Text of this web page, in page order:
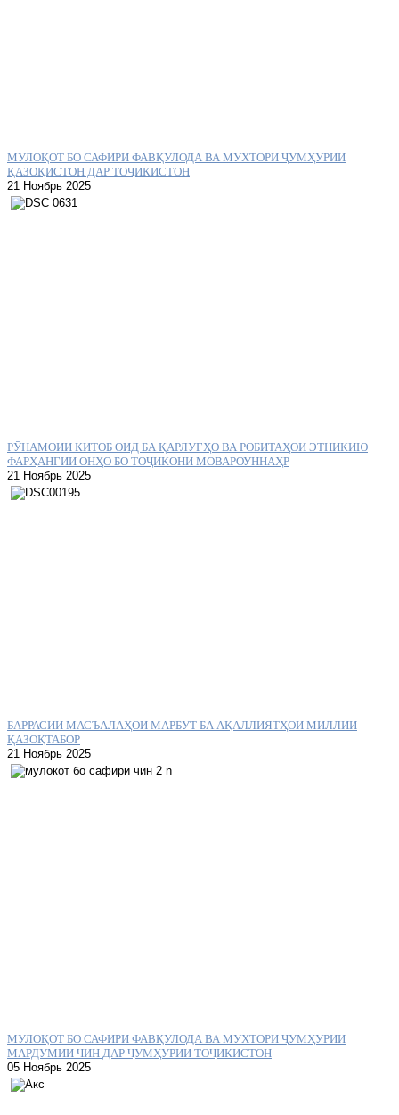
МУЛОҚОТ БО САФИРИ ФАВҚУЛОДА ВА МУХТОРИ ҶУМҲУРИИ
ҚАЗОҚИСТОН ДАР ТОҶИКИСТОН
21 Ноябрь 2025
РӮНАМОИИ КИТОБ ОИД БА ҚАРЛУҒҲО ВА РОБИТАҲОИ ЭТНИКИЮ
ФАРҲАНГИИ ОНҲО БО ТОҶИКОНИ МОВАРОУННАҲР
21 Ноябрь 2025
БАРРАСИИ МАСЪАЛАҲОИ МАРБУТ БА АҚАЛЛИЯТҲОИ МИЛЛИИ
ҚАЗОҚТАБОР
21 Ноябрь 2025
МУЛОҚОТ БО САФИРИ ФАВҚУЛОДА ВА МУХТОРИ ҶУМҲУРИИ
МАРДУМИИ ЧИН ДАР ҶУМҲУРИИ ТОҶИКИСТОН
05 Ноябрь 2025